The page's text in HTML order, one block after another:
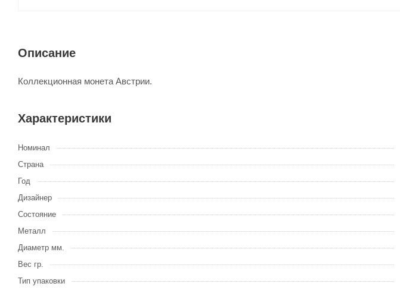
Описание
Коллекционная монета Австрии.
Характеристики
Номинал
Страна
Год
Дизайнер
Состояние
Металл
Диаметр мм.
Вес гр.
Тип упаковки